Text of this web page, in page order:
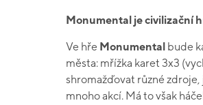
Monumental je civilizační
Ve hře Monumental bude
města: mřížka karet 3x3
shromažďovat různé
mnoho akcí. Má to však